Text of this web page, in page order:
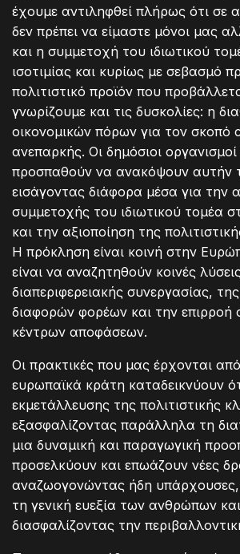
έχουμε αντιληφθεί πλήρως ότι σε
δεν πρέπει να είμαστε μόνοι μας
και η συμμετοχή του ιδιωτικού
ισοτιμίας και κυρίως με σεβασμό
πολιτιστικό προϊόν που
γνωρίζουμε και τις δυσκολίες: η
οικονομικών πόρων για τον σκοπό
ανεπαρκής. Οι δημόσιοι
προσπαθούν να ανακόψουν αυτήν
εισάγοντας διάφορα μέσα για την
συμμετοχής του ιδιωτικού τομέα
και την αξιοποίηση της
Η πρόκληση είναι κοινή στην
είναι να αναζητηθούν κοινές
διαπεριφερειακής συνεργασίας,
διαφορών φορέων και την επιρροή
κέντρων αποφάσεων.
Οι πρακτικές που μας έρχονται
ευρωπαϊκά κράτη καταδεικνύουν
εκμετάλλευσης της πολιτιστικής
εξασφαλίζοντας παράλληλα τη
μια δυναμική και παραγωγική
προσελκύουν και επωάζουν νέες
αναζωογονώντας ήδη υπάρχουσες,
τη γενική ευεξία των ανθρώπων και
διασφαλίζοντας την